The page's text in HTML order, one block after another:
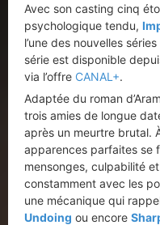
Avec son casting cinq
psychologique tendu,
l’une des nouvelles
série est disponible
via l’offre CANAL+.
Adaptée du roman
trois amies de longue
après un meurtre brutal.
apparences parfaites se
mensonges, culpabilité
constamment avec les
une mécanique qui
Undoing ou encore